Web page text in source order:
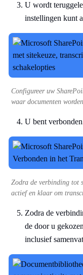
U wordt
instellingen kunt
Configureer uw
waar documenten
U bent
Zodra de verbinding tot
actief en klaar om
Zodra de
de door u
inclusief